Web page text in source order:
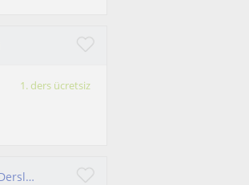
1. ders ücretsiz
İngilizce Öğretmenliği Öğrencisinden Her Seviyeye Uygun İngilizce Dersleri